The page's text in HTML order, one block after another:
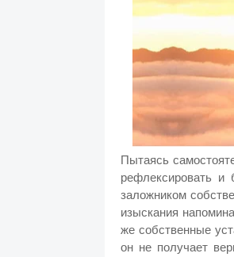
Пытаясь
рефлексировать и
заложником
изыскания
же собственные
он не получает